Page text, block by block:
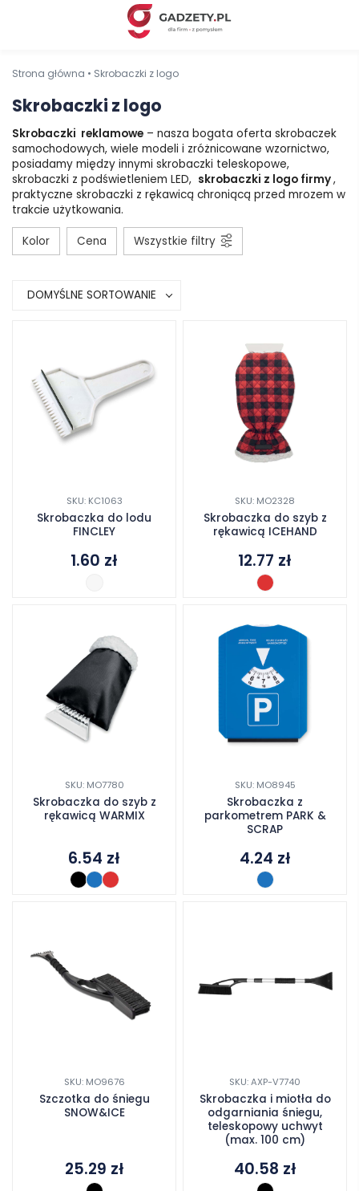
Strona główna • Skrobaczki z logo
Skrobaczki z logo
Skrobaczki reklamowe – nasza bogata oferta skrobaczek
samochodowych, wiele modeli i zróżnicowane wzornictwo,
posiadamy między innymi skrobaczki teleskopowe,
skrobaczki z podświetleniem LED, skrobaczki z logo firmy,
praktyczne skrobaczki z rękawicą chroniącą przed mrozem w
trakcie użytkowania.
Kolor Cena Wszystkie filtry
DOMYŚLNE SORTOWANIE
SKU: KC1063
Skrobaczka do lodu
FINCLEY
1.60 zł
SKU: MO2328
Skrobaczka do szyb z
rękawicą ICEHAND
12.77 zł
SKU: MO7780
Skrobaczka do szyb z
rękawicą WARMIX
6.54 zł
SKU: MO8945
Skrobaczka z
parkometrem PARK &
SCRAP
4.24 zł
SKU: MO9676
Szczotka do śniegu
SNOW&ICE
25.29 zł
SKU: AXP-V7740
Skrobaczka i miotła do
odgarniania śniegu,
teleskopowy uchwyt
(max. 100 cm)
40.58 zł